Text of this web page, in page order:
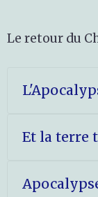
Le retour du
Et la terre